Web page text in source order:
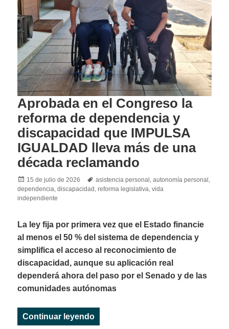
Aprobada en el Congreso la
reforma de dependencia y
discapacidad que IMPULSA
IGUALDAD lleva más de una
década reclamando
Posted
on
15 de julio de 2026 Tags
asistencia personal ,autonomía personal
dependencia ,discapacidad ,reforma legislativa ,vida
independiente
La ley fija por primera vez que el Estado financie
al menos el 50 % del sistema de dependencia y
simplifica el acceso al reconocimiento de
discapacidad, aunque su aplicación real
dependerá ahora del paso por el Senado y de las
comunidades autónomas
Continuar leyendo«Aprobada en el Congreso la